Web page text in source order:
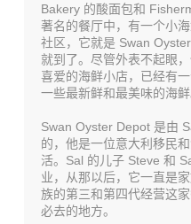
Bakery 的酸面包和
著名的餐厅中，有一个小
社区，它就是 Swan
就到了。尽管外表不起眼
喜爱的海鲜小店，已经有
一些最新鲜和最美味的海鲜
Swan Oyster Depot 是由
的，他是一位意大利移民
活。Sal 的儿子 Steve 和
业，从那以后，它一直是
族的第三和第四代经营这
必去的地方。